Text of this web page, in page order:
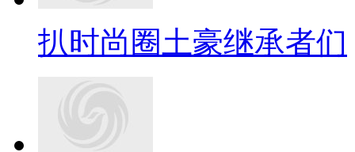
扒时尚圈土豪继承者们